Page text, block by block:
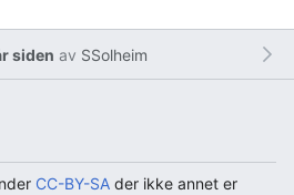
siden av SSolheim
CC-BY-SA der ikke annet er